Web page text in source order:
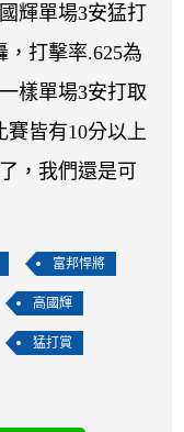
輝單場3安猛打
打擊率.625為
樣單場3安打取
皆有10分以上
，我們還是可
富邦悍將
高國輝
猛打賞